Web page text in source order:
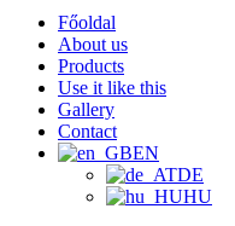
Főoldal
About us
Products
Use it like this
Gallery
Contact
EN
DE
HU